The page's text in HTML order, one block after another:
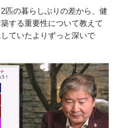
匹の暮らしぶりの差から、健
する重要性について教えて
ていたよりずっと深いで